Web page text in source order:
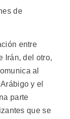
de
entre
Irán, del otro,
al
y el
parte
que se